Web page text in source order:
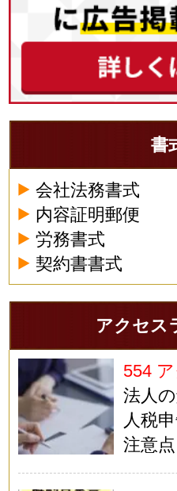
書
会社法務書式
内容証明郵便
労務書式
契約書書式
アクセス
554
法人
人税
注意点